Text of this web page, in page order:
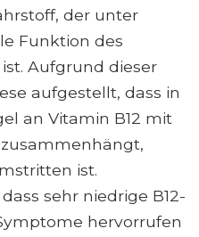
der unter
Funktion des
Aufgrund dieser
aufgestellt, dass in
an Vitamin B12 mit
ist.
sehr niedrige B12-
hervorrufen